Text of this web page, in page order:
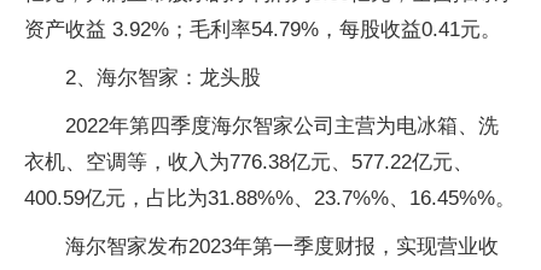
资产收益 3.92%；毛利率54.79%，每股收益0.41元。
2、海尔智家：龙头股
2022年第四季度海尔智家公司主营为电冰箱、洗
衣机、空调等，收入为776.38亿元、577.22亿元、
400.59亿元，占比为31.88%%、23.7%%、16.45%%。
海尔智家发布2023年第一季度财报，实现营业收